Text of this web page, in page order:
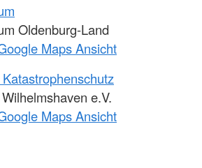
Oldenburg-Land
Maps Ansicht
e.V.
Maps Ansicht